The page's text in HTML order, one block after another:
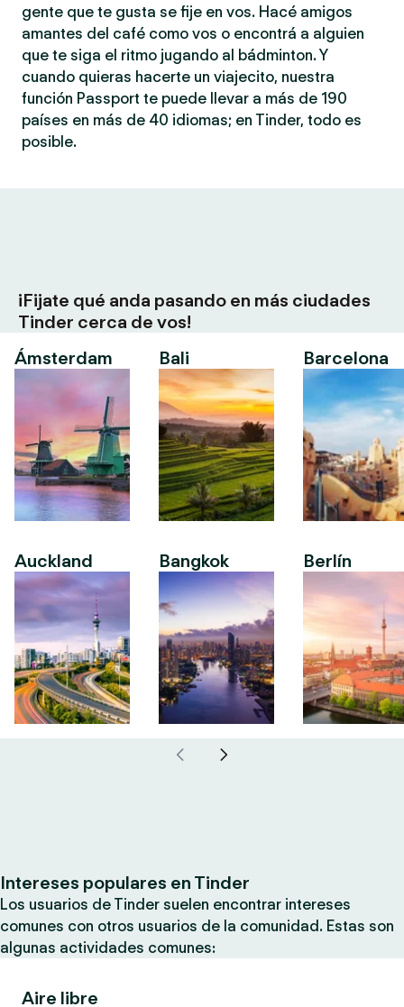
gente que te gusta se fije en vos. Hacé amigos
amantes del café como vos o encontrá a alguien
que te siga el ritmo jugando al bádminton. Y
cuando quieras hacerte un viajecito, nuestra
función Passport te puede llevar a más de 190
países en más de 40 idiomas; en Tinder, todo es
posible.
¡Fijate qué anda pasando en más ciudades
Tinder cerca de vos!
Ámsterdam
Auckland
Bali
Bangkok
Barcelona
Berlín
Intereses populares en Tinder
Los usuarios de Tinder suelen encontrar intereses
comunes con otros usuarios de la comunidad. Estas son
algunas actividades comunes:
Aire libre